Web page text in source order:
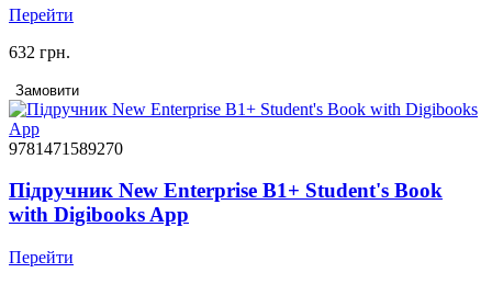
Перейти
632 грн.
Замовити
9781471589270
Підручник New Enterprise B1+ Student's Book
with Digibooks App
Перейти